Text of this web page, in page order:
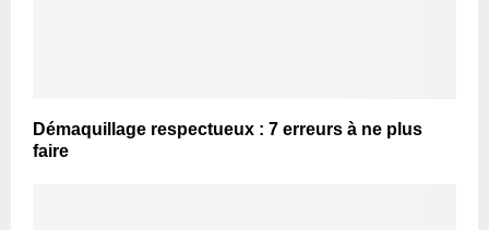
Démaquillage respectueux : 7 erreurs à ne plus
faire